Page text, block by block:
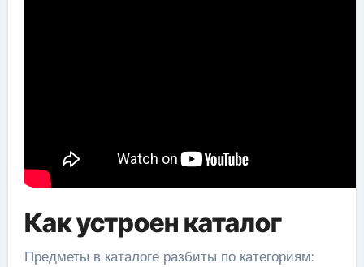
Как устроен каталог
Предметы в каталоге разбиты по категориям: